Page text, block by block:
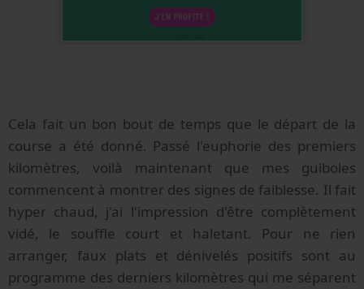
Cela fait un bon bout de temps que le départ de la
course a été donné. Passé l'euphorie des premiers
kilomètres, voilà maintenant que mes guiboles
commencent à montrer des signes de faiblesse. Il fait
hyper chaud, j'ai l'impression d'être complètement
vidé, le souffle court et haletant. Pour ne rien
arranger, faux plats et dénivelés positifs sont au
programme des derniers kilomètres qui me séparent